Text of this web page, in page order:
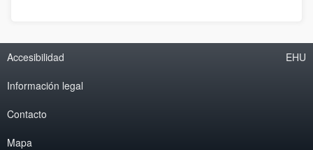
Accesibilidad
Información legal
Contacto
Mapa
EHU